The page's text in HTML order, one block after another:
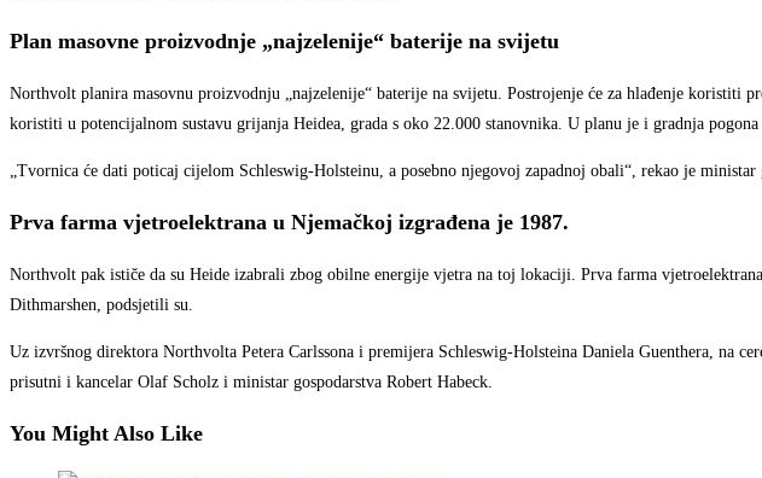
Plan masovne proizvodnje „najzelenije“ baterije na svijetu
Northvolt planira masovnu proizvodnju „najzelenije“ baterije na svijetu. Postrojenje će za hlađenje koristiti
koristiti u potencijalnom sustavu grijanja Heidea, grada s oko 22.000 stanovnika. U planu je i gradnja
„Tvornica će dati poticaj cijelom Schleswig-Holsteinu, a posebno njegovoj zapadnoj obali“, rekao je ministar
Prva farma vjetroelektrana u Njemačkoj izgrađena je 1987.
Northvolt pak ističe da su Heide izabrali zbog obilne energije vjetra na toj lokaciji. Prva farma
Dithmarshen, podsjetili su.
Uz izvršnog direktora Northvolta Petera Carlssona i premijera Schleswig-Holsteina Daniela Guenthera, na
prisutni i kancelar Olaf Scholz i ministar gospodarstva Robert Habeck.
You Might Also Like